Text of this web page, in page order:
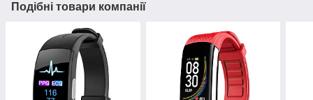
Подібні товари компанії